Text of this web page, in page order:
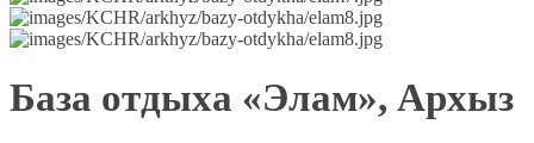
База отдыха «Элам», Архыз